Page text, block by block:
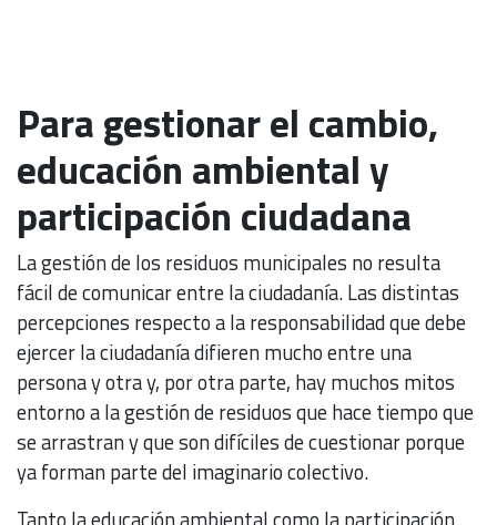
Para gestionar el cambio,
educación ambiental y
participación ciudadana
La gestión de los residuos municipales no resulta
fácil de comunicar entre la ciudadanía. Las distintas
percepciones respecto a la responsabilidad que debe
ejercer la ciudadanía difieren mucho entre una
persona y otra y, por otra parte, hay muchos mitos
entorno a la gestión de residuos que hace tiempo que
se arrastran y que son difíciles de cuestionar porque
ya forman parte del imaginario colectivo.